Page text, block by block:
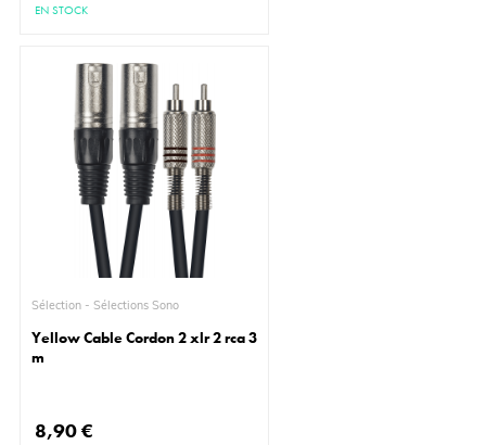
EN STOCK
Sélection - Sélections Sono
Yellow Cable Cordon 2 xlr 2 rca 3
m
8,90 €